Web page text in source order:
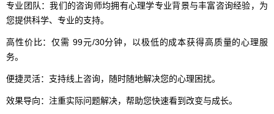
专业团队：我们的咨询师均拥有心理学专业背景与丰富咨询经验，为
您提供科学、专业的支持。
高性价比：仅需 99元/30分钟，以极低的成本获得高质量的心理服
务。
便捷灵活：支持线上咨询，随时随地解决您的心理困扰。
效果导向：注重实际问题解决，帮助您快速看到改变与成长。